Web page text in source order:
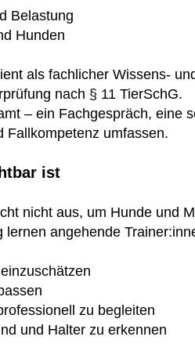
Belastung
Hunden
als fachlicher Wissens-
nach § 11 TierSchG.
– ein Fachgespräch, eine
Fallkompetenz umfassen.
ist
nicht aus, um Hunde und
angehende
zu begleiten
und Halter zu erkennen